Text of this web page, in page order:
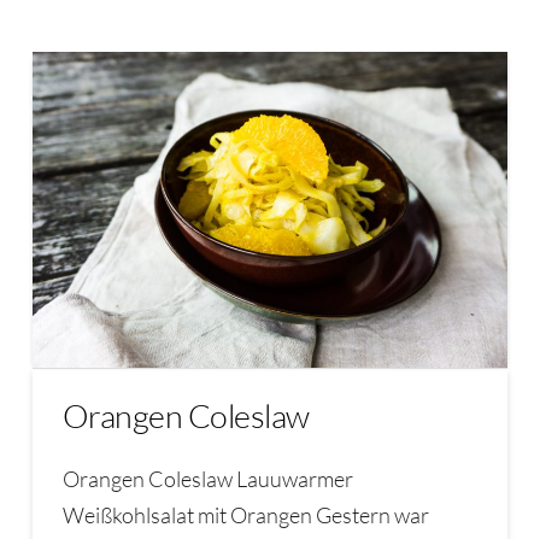
Orangen Coleslaw
Orangen Coleslaw Lauuwarmer
Weißkohlsalat mit Orangen Gestern war